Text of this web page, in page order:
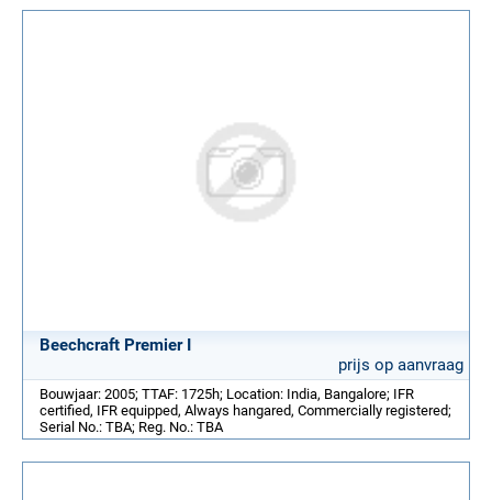
Beechcraft Premier I
prijs op aanvraag
Bouwjaar: 2005; TTAF: 1725h; Location: India, Bangalore; IFR
certified, IFR equipped, Always hangared, Commercially registered;
Serial No.: TBA; Reg. No.: TBA